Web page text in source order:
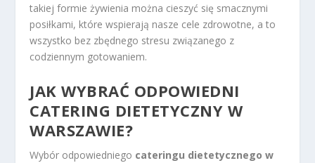
takiej formie żywienia można cieszyć się smacznymi
posiłkami, które wspierają nasze cele zdrowotne, a to
wszystko bez zbędnego stresu związanego z
codziennym gotowaniem.
JAK WYBRAĆ ODPOWIEDNI
CATERING DIETETYCZNY W
WARSZAWIE?
Wybór odpowiedniego cateringu dietetycznego w